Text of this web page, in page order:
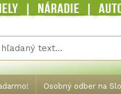
Osobný odber na